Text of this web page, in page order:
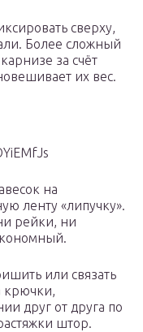
сверху,
Более сложный
за счёт
их вес.
на
ленту «липучку».
рейки, ни
или связать
крючки,
друг от друга по
штор.